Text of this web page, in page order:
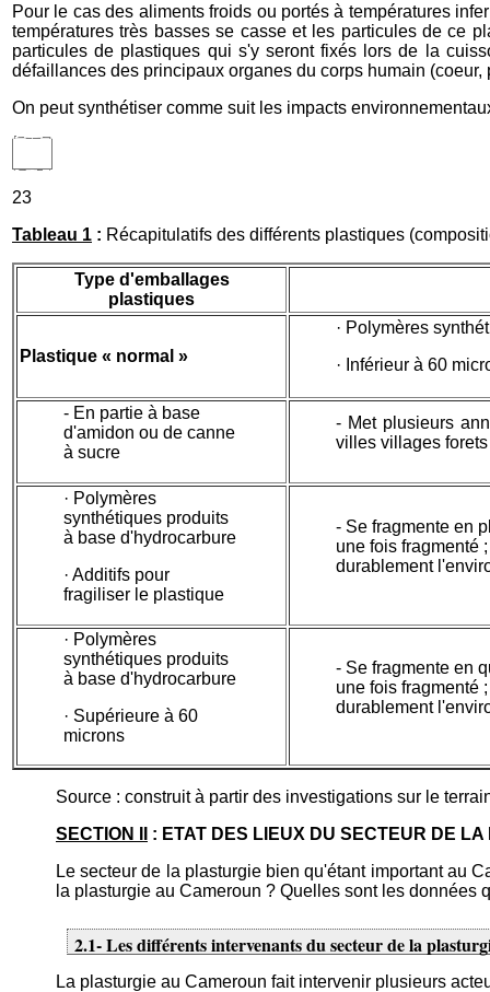
Pour le cas des aliments froids ou portés à températures
températures très basses se casse et les particules de ce
particules de plastiques qui s'y seront fixés lors de la
défaillances des principaux organes du corps humain (coeur,
On peut synthétiser comme suit les impacts
23
Tableau 1 : Récapitulatifs des différents plastiques
Type d'emballages
plastiques
Plastique « normal »
· Polymères
· Inférieur à 60
- En partie à base
d'amidon ou de canne
à sucre
- Met plusieurs
villes villages
· Polymères
synthétiques produits
à base d'hydrocarbure
· Additifs pour
fragiliser le plastique
- Se fragmente en
une fois fragmenté
durablement
· Polymères
synthétiques produits
à base d'hydrocarbure
· Supérieure à 60
microns
- Se fragmente en
une fois fragmenté
durablement
Source : construit à partir des investigations sur le
SECTION II
: ETAT DES LIEUX DU SECTEUR DE
Le secteur de la plasturgie bien qu'étant important au
la plasturgie au Cameroun ? Quelles sont les
2.1- Les différents intervenants du secteur de la
La plasturgie au Cameroun fait intervenir plusieurs